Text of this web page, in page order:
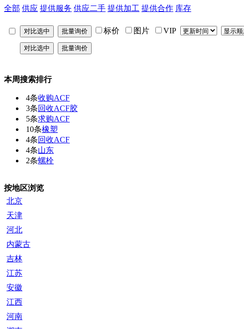
全部 供应 提供服务 供应二手 提供加工 提供合作 库存
标价 图片 VIP
本周搜索排行
4条收购ACF
3条回收ACF胶
5条求购ACF
10条橡塑
4条回收ACF
4条山东
2条螺栓
按地区浏览
北京
天津
河北
内蒙古
吉林
江苏
安徽
江西
河南